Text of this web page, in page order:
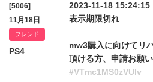
[5006]
11月18日
フレンド
PS4
2023-11-18 15:24:15
表示期限切れ
mw3購入に向けてリ
頂ける方、申請お願い
#VTmc1MS0zVUlv